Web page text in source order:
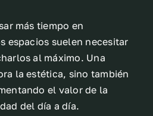
más tiempo en
espacios suelen necesitar
al máximo. Una
la estética, sino también
el valor de la
del día a día.